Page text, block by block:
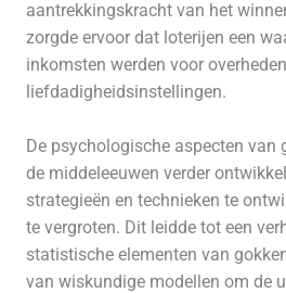
aantrekkingskracht van het
zorgde ervoor dat loterijen een
inkomsten werden voor
liefdadigheidsinstellingen.
De psychologische aspecten van
de middeleeuwen verder
strategieën en technieken te
te vergroten. Dit leidde tot een
statistische elementen van
van wiskundige modellen om de